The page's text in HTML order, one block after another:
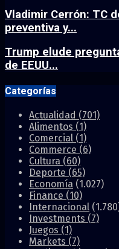
Vladimir Cerrón: TC
preventiva y...
Trump elude
de EEUU...
Categorías
Actualidad (701)
Alimentos (1)
Comercial (1)
Commerce (6)
Cultura (60)
Deporte (65)
Economía (1.027)
Finance (10)
Internacional
Investments (7)
Juegos (1)
Markets (7)